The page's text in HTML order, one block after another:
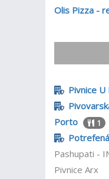
Olis Pizza -
Pivnice
Porto 1
Pashupati -
Pivnice Arx